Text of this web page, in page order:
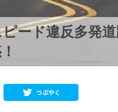
ピード違反多発